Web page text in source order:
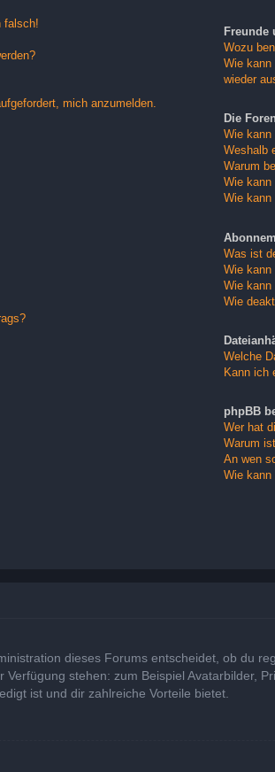
falsch!
mich anzumelden.
Freunde
Wozu
Wie kann
wieder
Die
Wie kann
Weshalb
Warum
Wie kann
Wie kann
Was ist
Wie kann
Wie kann
Wie
Welche
Kann ich
phpBB
Wer hat
Warum
An wen
Wie kann
dieses Forums entscheidet, ob du
stehen: zum Beispiel Avatarbilder,
ist und dir zahlreiche Vorteile bietet.